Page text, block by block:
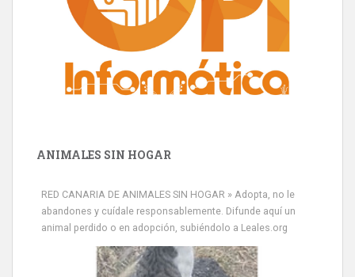
ANIMALES SIN HOGAR
RED CANARIA DE ANIMALES SIN HOGAR » Adopta, no le
abandones y cuídale responsablemente. Difunde aquí un
animal perdido o en adopción, subiéndolo a Leales.org